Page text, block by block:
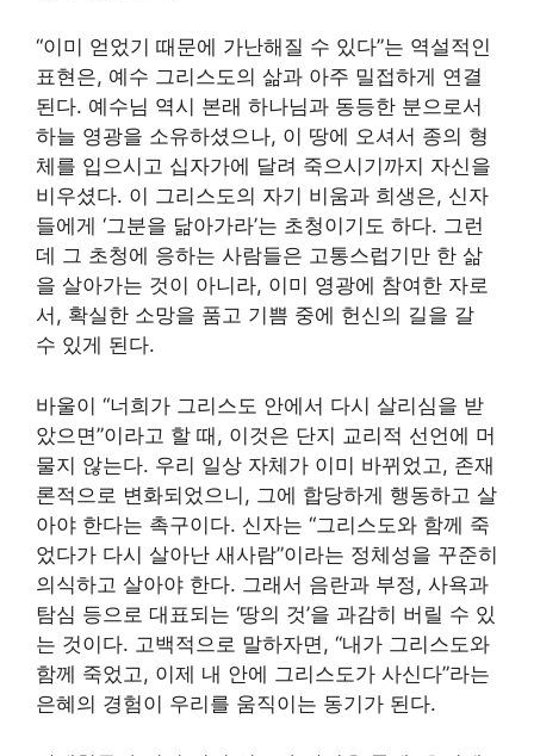
“이미 얻었기 때문에 가난해질 수 있다”는 역설적인
표현은, 예수 그리스도의 삶과 아주 밀접하게 연결
된다. 예수님 역시 본래 하나님과 동등한 분으로서
하늘 영광을 소유하셨으나, 이 땅에 오셔서 종의 형
체를 입으시고 십자가에 달려 죽으시기까지 자신을
비우셨다. 이 그리스도의 자기 비움과 희생은, 신자
들에게 ‘그분을 닮아가라’는 초청이기도 하다. 그런
데 그 초청에 응하는 사람들은 고통스럽기만 한 삶
을 살아가는 것이 아니라, 이미 영광에 참여한 자로
서, 확실한 소망을 품고 기쁨 중에 헌신의 길을 갈
수 있게 된다.
바울이 “너희가 그리스도 안에서 다시 살리심을 받
았으면”이라고 할 때, 이것은 단지 교리적 선언에 머
물지 않는다. 우리 일상 자체가 이미 바뀌었고, 존재
론적으로 변화되었으니, 그에 합당하게 행동하고 살
아야 한다는 촉구이다. 신자는 “그리스도와 함께 죽
었다가 다시 살아난 새사람”이라는 정체성을 꾸준히
의식하고 살아야 한다. 그래서 음란과 부정, 사욕과
탐심 등으로 대표되는 ‘땅의 것’을 과감히 버릴 수 있
는 것이다. 고백적으로 말하자면, “내가 그리스도와
함께 죽었고, 이제 내 안에 그리스도가 사신다”라는
은혜의 경험이 우리를 움직이는 동기가 된다.